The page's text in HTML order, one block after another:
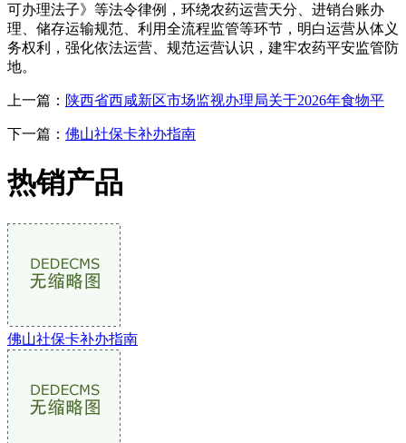
可办理法子》等法令律例，环绕农药运营天分、进销台账办
理、储存运输规范、利用全流程监管等环节，明白运营从体义
务权利，强化依法运营、规范运营认识，建牢农药平安监管防
地。
上一篇： 陕西省西咸新区市场监视办理局关于2026年食物平
下一篇： 佛山社保卡补办指南
热销产品
佛山社保卡补办指南